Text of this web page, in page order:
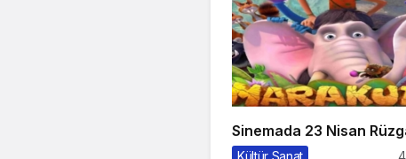
Sinemada 23 Nisan